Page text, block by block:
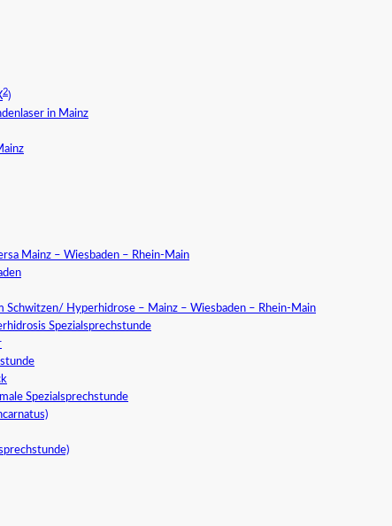
2)
in Mainz
Mainz – Wiesbaden – Rhein-Main
Hyperhidrose – Mainz – Wiesbaden – Rhein-Main
Spezialsprechstunde
Spezialsprechstunde